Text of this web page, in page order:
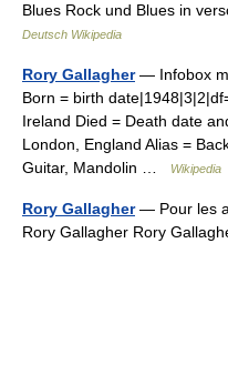
Blues Rock und Blues in
Deutsch Wikipedia
Rory Gallagher— Infobox
Born = birth
Ireland Died = Death date
London, England Alias =
Guitar, Mandolin …
Wikipedia
Rory Gallagher— Pour les
Rory Gallagher Rory